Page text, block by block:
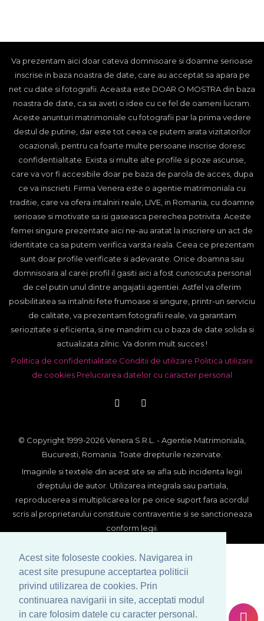
Acest site foloseste cookies. Navigarea in
acest site presupune acceptartea politicii
privind utilizarea de cookies. Prin
continuarea navigarii in site, acceptati modul
in care folosim datele cu caracter personal.
Va prezentam aici doar cateva domnisoare si doamne serioase
inscrise in baza noastra de date, care au acceptat sa apara pe
net cu date si fotografii. Aceasta este DOAR O MOSTRA din baza
noastra de date, ca sa aveti o idee cu ce fel de oameni lucram.
Aceste anunturi matrimoniale cu fotografii par la prima vedere
destul de putine, dar este tot ceea ce putem arata vizitatorilor
ocazionali, pentru ca foarte multe persoane inscrise doresc
confidentialitate. Exista si multe alte profile si poze ascunse,
care va vor fi accesibile doar pe baza de parola de acces, dupa
ce va inscrieti. Firma Venera este o agentie matrimoniala cu
traditie, care va ofera intalniri reale, LIVE, in Romania, cu doamne
serioase si motivate sa isi gaseasca perechea potrivita. Aceste
femei singure prezentate aici ne-au aratat la inscriere un act de
identitate ca sa putem verifica varsta reala. Ceea ce prezentam
sunt doar profile verificate si adevarate. Orice doamna sau
domnisoara al carei profil il gasiti aici a fost cunoscuta personal
de cel putin unul dintre angajatii agentiei. Astfel va oferim
posibilitatea sa intalniti fete frumoase si singure, printr-un serviciu
de calitate, va prezentam fotografii reale, va garantam
seriozitate si eficienta, si ne mandrim cu o baza de date solida si
actualizata zilnic. Va dorim mult succes !
Politica de confidentialitate Conditii de utilizare Politica utilizarii
de cookies Prelucrarea datelor cu caracter personal
© Copyright 1999-2026 Venera S.R.L. - Agentie Matrimoniala,
Bucuresti, Romania. Toate drepturile rezervate.
Imaginile si textele din acest site se afla sub incidenta legii
dreptului de autor. Utilizarea integrala sau partiala,
reproducerea si multiplicarea lor pe orice suport fara acordul
scris al proprietarului constituie contraventie si se sanctioneaza
conform legii.